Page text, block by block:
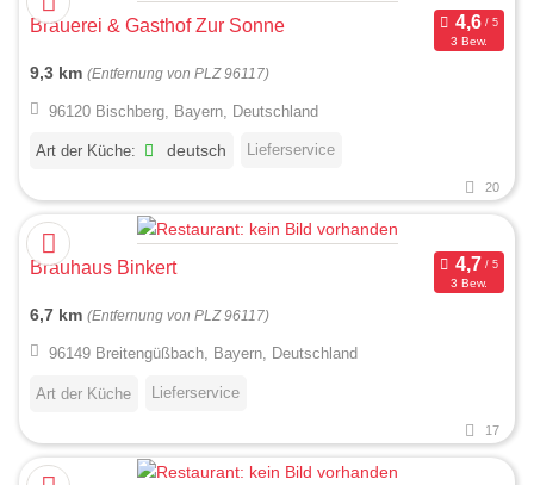
Brauerei & Gasthof Zur Sonne
3 Bew.
9,3 km (Entfernung von PLZ 96117)
96120 Bischberg, Bayern, Deutschland
Art der Küche: deutsch Lieferservice
20
Brauhaus Binkert
3 Bew.
6,7 km (Entfernung von PLZ 96117)
96149 Breitengüßbach, Bayern, Deutschland
Art der Küche Lieferservice
17